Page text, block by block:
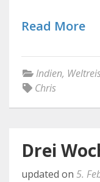
Read More
Indien,
Chris
Drei
updated on 5.